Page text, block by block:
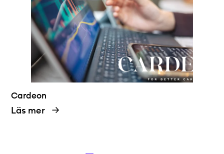
Cardeon
Läs mer